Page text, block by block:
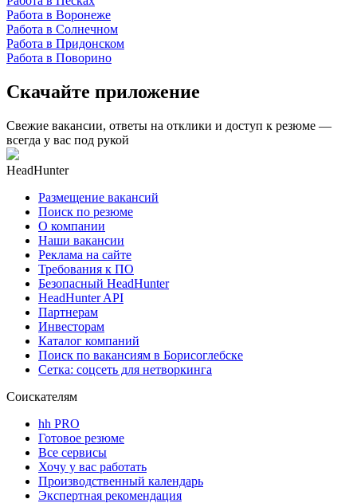
Работа в Воронеже
Работа в Солнечном
Работа в Придонском
Работа в Поворино
Скачайте приложение
Свежие вакансии, ответы на отклики и доступ к резюме —
всегда у вас под рукой
HeadHunter
Размещение вакансий
Поиск по резюме
О компании
Наши вакансии
Реклама на сайте
Требования к ПО
Безопасный HeadHunter
HeadHunter API
Партнерам
Инвесторам
Каталог компаний
Поиск по вакансиям в Борисоглебске
Сетка: соцсеть для нетворкинга
Соискателям
hh PRO
Готовое резюме
Все сервисы
Хочу у вас работать
Производственный календарь
Экспертная рекомендация